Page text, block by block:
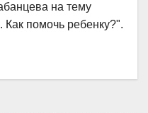
на тему
Как помочь ребенку?".